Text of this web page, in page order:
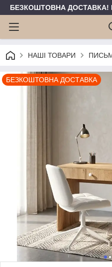
БЕЗКОШТОВНА ДОСТАВКА!
НАШІ ТОВАРИ
БЕЗКОШТОВНА ДОСТАВКА